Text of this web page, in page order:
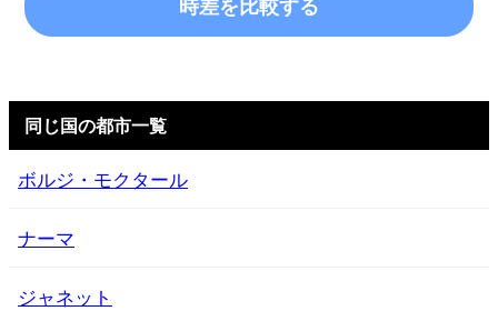
時差を比較する
同じ国の都市一覧
ボルジ・モクタール
ナーマ
ジャネット